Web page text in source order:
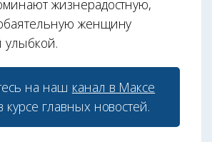
жизнерадостную,
женщину
улыбкой.
на наш канал в Максе
курсе главных новостей.